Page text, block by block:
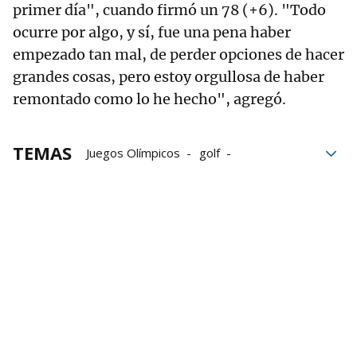
primer día", cuando firmó un 78 (+6). "Todo
ocurre por algo, y sí, fue una pena haber
empezado tan mal, de perder opciones de hacer
grandes cosas, pero estoy orgullosa de haber
remontado como lo he hecho", agregó.
TEMAS Juegos Olímpicos
golf